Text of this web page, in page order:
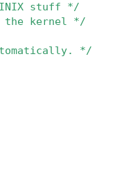
stuff */
kernel */
*/